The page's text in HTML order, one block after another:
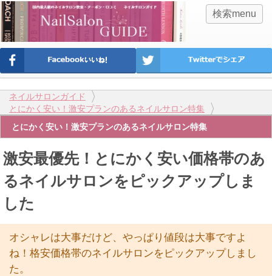
検索menu
ネイルサロンガイド
とにかく安い！激安プランのあるネイルサロン特集
とにかく安い！激安プランのあるネイルサロン特集
激安最優先！とにかく安い価格帯のあ
るネイルサロンをピックアップしま
した
オシャレは大事だけど、やっぱり値段は大事ですよ
ね！格安価格帯のネイルサロンをピックアップしまし
た。